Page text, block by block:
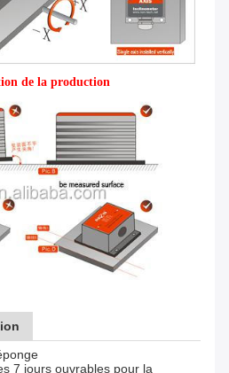
de la production
7 jours ouvrables pour la